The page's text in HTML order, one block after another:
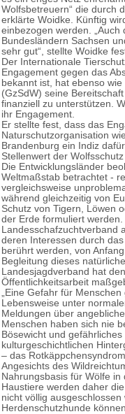
Wolfsbetreuern“ die durch
erklärte Woidke. Künftig
einbezogen werden.
Bundesländern Sachsen
sehr gut“, stellte Woidke
Der Internationale
Engagement gegen das
bekannt ist, hat ebenso
(GzSdW) seine
finanziell zu unterstützen.
ihr Engagement.
Er stellte fest, dass das
Naturschutzorganisation
Brandenburg ein Indiz
Stellenwert der
Die Entwicklungsländer
Weltmaßstab betrachtet -
vergleichsweise
während gleichzeitig von
Schutz von Tigern, Löwen
der Erde formuliert
Landesschafzuchtverband
deren Interessen durch
berührt werden, von
Begleitung dieses
Landesjagdverband hat
Öffentlichkeitsarbeit
„Eine Gefahr für
Lebensweise unter
Meldungen über
Menschen haben sich nie
Bösewicht und
kulturgeschichtlichen
– das Rotkäppchensyndrom.
Angesichts des
Nahrungsbasis für Wölfe
Haustiere werden daher
nicht völlig
Herdenschutzhunde